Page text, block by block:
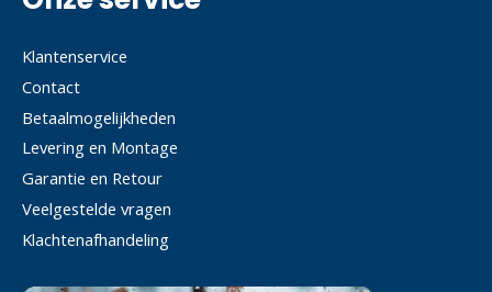
Klantenservice
Contact
Betaalmogelijkheden
Levering en Montage
Garantie en Retour
Veelgestelde vragen
Klachtenafhandeling